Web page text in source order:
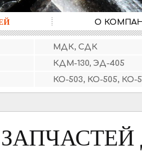
О
МДК, СДК
КДМ-130, ЭД-405
КО-503, КО-505, КО-